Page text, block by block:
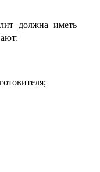
должна иметь